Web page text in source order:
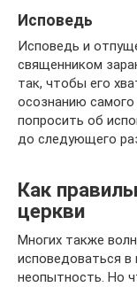
Исповедь
Исповедь и
священником
так, чтобы его
осознанию
попросить об
до следующего
Как
церкви
Многих также
исповедоваться
неопытность. Но